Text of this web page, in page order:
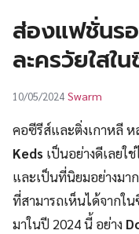
ส่องแฟชั่นรอ
ละครวัยใสใ
10/05/2024 Swarm
คอซีรีส์และติ่งเกาหลี
Keds เป็นอย่างดีเลยใ
และเป็นที่นิยมอย่างมา
ที่สามารถเห็นได้จากใ
มาในปี 2024 นี้ อย่าง